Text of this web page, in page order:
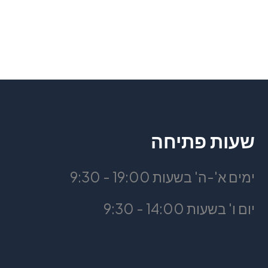
שעות פתיחה
ימים א'-ה' בשעות 19:00 - 9:30
יום ו' בשעות 14:00 - 9:30